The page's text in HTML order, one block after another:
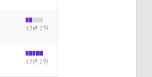
17년 7월
17년 7월